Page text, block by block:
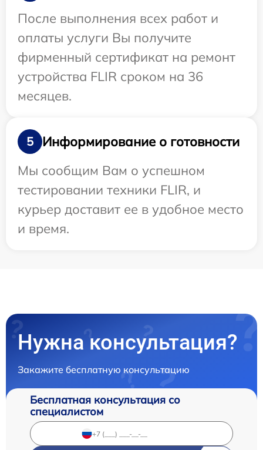
После выполнения всех работ и
оплаты услуги Вы получите
фирменный сертификат на ремонт
устройства FLIR сроком на 36
месяцев.
5
Информирование о готовности
Мы сообщим Вам о успешном
тестировании техники FLIR, и
курьер доставит ее в удобное место
и время.
Нужна консультация?
Закажите бесплатную консультацию
Бесплатная консультация со
специалистом